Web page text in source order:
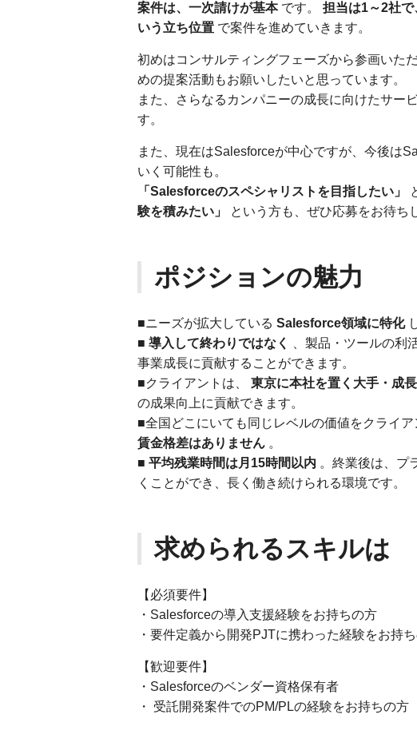
案件は、一次請けが基本です。 担当は1～2社
いう立ち位置 で案件を進めていきます。
初めはコンサルティングフェーズから参画いた
めの提案活動もお願いしたいと思っています。
また、さらなるカンパニーの成長に向けたサー
す。
また、現在はSalesforceが中心ですが、今後は
いく可能性も。
「Salesforceのスペシャリストを目指したい」
験を積みたい」
という方も、ぜひ応募をお待ち
ポジションの魅力
■ニーズが拡大している Salesforce領域に特化
■ 導入して終わりではなく
、製品・ツールの利
事業成長に貢献することができます。
■クライアントは、 東京に本社を置く大手・成
の成果向上に貢献できます。
■全国どこにいても同じレベルの価値をクライ
賃金格差はありません 。
■ 平均残業時間は月15時間以内 。終業後は、プ
くことができ、長く働き続けられる環境です。
求められるスキルは
【必須要件】
・Salesforceの導入支援経験をお持ちの方
・要件定義から開発PJTに携わった経験をお持
【歓迎要件】
・Salesforceのベンダー資格保有者
・ 受託開発案件でのPM/PLの経験をお持ちの方